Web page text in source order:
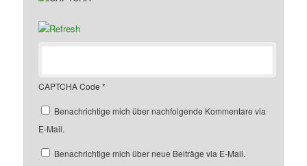
CAPTCHA Code *
Benachrichtige mich über nachfolgende Kommentare via
E-Mail.
Benachrichtige mich über neue Beiträge via E-Mail.